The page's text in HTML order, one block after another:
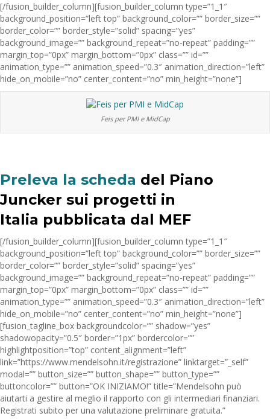
[/fusion_builder_column][fusion_builder_column type=”1_1″
background_position=”left top” background_color=”” border_size=””
border_color=”” border_style=”solid” spacing=”yes”
background_image=”” background_repeat=”no-repeat” padding=””
margin_top=”0px” margin_bottom=”0px” class=”” id=””
animation_type=”” animation_speed=”0.3″ animation_direction=”left”
hide_on_mobile=”no” center_content=”no” min_height=”none”]
Feis per PMI e MidCap
Preleva la scheda del Piano
Juncker sui progetti in
Italia pubblicata dal MEF
[/fusion_builder_column][fusion_builder_column type=”1_1″
background_position=”left top” background_color=”” border_size=””
border_color=”” border_style=”solid” spacing=”yes”
background_image=”” background_repeat=”no-repeat” padding=””
margin_top=”0px” margin_bottom=”0px” class=”” id=””
animation_type=”” animation_speed=”0.3″ animation_direction=”left”
hide_on_mobile=”no” center_content=”no” min_height=”none”]
[fusion_tagline_box backgroundcolor=”” shadow=”yes”
shadowopacity=”0.5″ border=”1px” bordercolor=””
highlightposition=”top” content_alignment=”left”
link=”https://www.mendelsohn.it/registrazione” linktarget=”_self”
modal=”” button_size=”” button_shape=”” button_type=””
buttoncolor=”” button=”OK INIZIAMO!” title=”Mendelsohn può
aiutarti a gestire al meglio il rapporto con gli intermediari finanziari.
Registrati subito per una valutazione preliminare gratuita.”